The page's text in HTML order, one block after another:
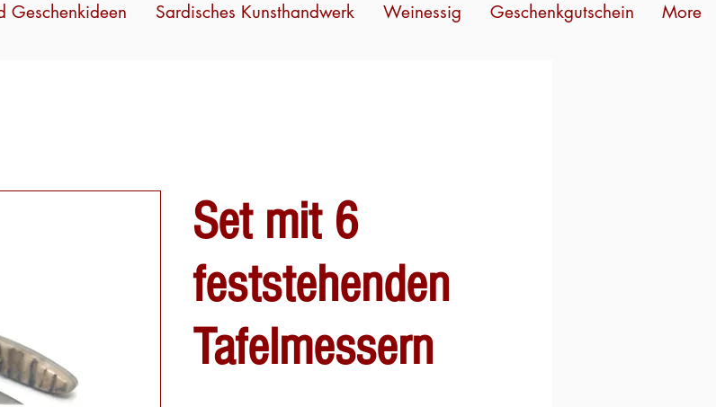
Geschenkideen Sardisches Kunsthandwerk Weinessig Geschenkgutschein More
Set mit 6
feststehenden
Tafelmessern